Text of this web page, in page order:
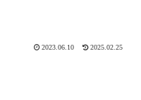
2023.06.10 2025.02.25